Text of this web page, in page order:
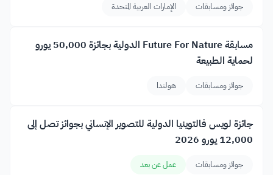
جوائز ومسابقات الإمارات العربية المتحدة
مسابقة Future For Nature الدولية بجائزة 50,000 يورو
لحماية الطبيعة
جوائز ومسابقات هولندا
جائزة لويس فالتوينيا الدولية للتصوير الإنساني بجوائز تصل إلى
12,000 يورو 2026
جوائز ومسابقات عمل عن بعد